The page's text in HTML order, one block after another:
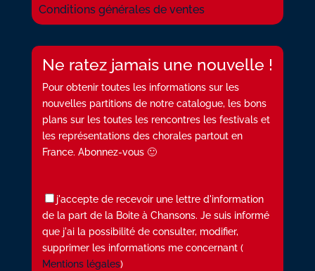
Conditions générales de ventes
Ne ratez jamais une nouvelle !
Pour obtenir toutes les informations sur les
nouvelles partitions de notre catalogue, les bons
plans sur les toutes les rencontres les festivals et
les représentations des chorales partout en
France. Abonnez-vous 🙂
j'accepte de recevoir une lettre d'information
de la part de la Boite à Chansons. Je suis informé
que j'ai la possibilité de consulter, modifier,
supprimer les informations me concernant (
Mentions légales)